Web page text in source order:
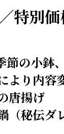
特別
節の小鉢
より内容
唐揚げ
（秘伝ダ